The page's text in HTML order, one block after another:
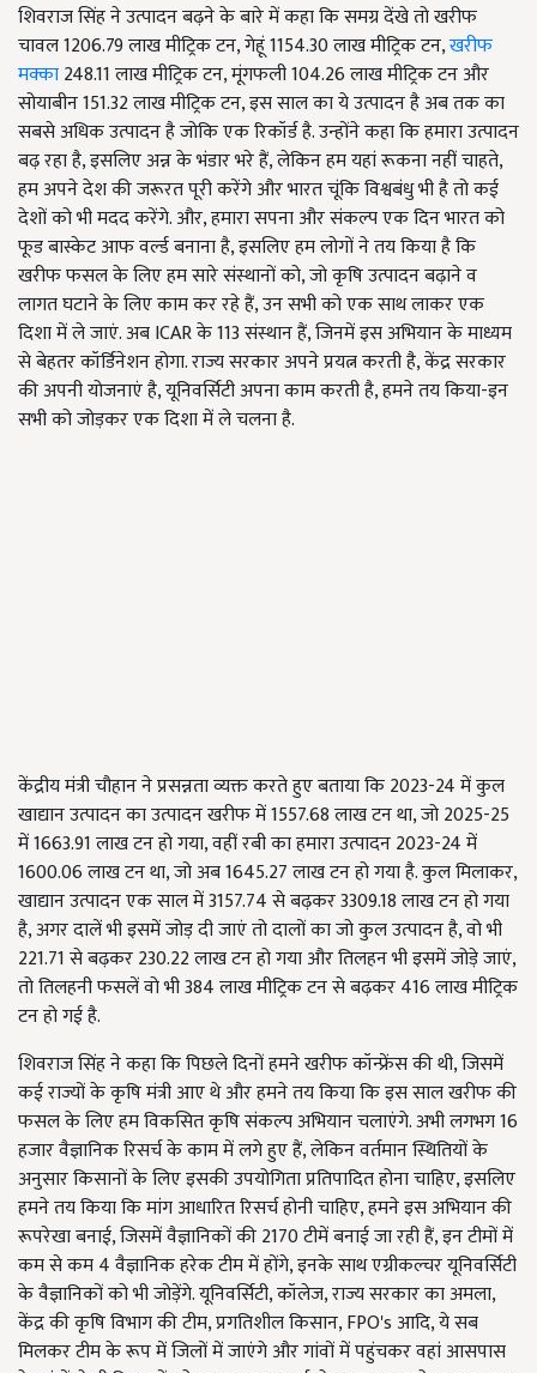
शिवराज सिंह ने उत्पादन बढ़ने के बारे में कहा कि समग्र देंखे तो खरीफ
चावल 1206.79 लाख मीट्रिक टन, गेहूं 1154.30 लाख मीट्रिक टन,खरीफ
मक्का248.11 लाख मीट्रिक टन, मूंगफली 104.26 लाख मीट्रिक टन और
सोयाबीन 151.32 लाख मीट्रिक टन, इस साल का ये उत्पादन है अब तक का
सबसे अधिक उत्पादन है जोकि एक रिकॉर्ड है. उन्होंने कहा कि हमारा उत्पादन
बढ़ रहा है, इसलिए अन्न के भंडार भरे हैं, लेकिन हम यहां रूकना नहीं चाहते,
हम अपने देश की जरूरत पूरी करेंगे और भारत चूंकि विश्वबंधु भी है तो कई
देशों को भी मदद करेंगे. और, हमारा सपना और संकल्प एक दिन भारत को
फूड बास्केट आफ वर्ल्ड बनाना है, इसलिए हम लोगों ने तय किया है कि
खरीफ फसल के लिए हम सारे संस्थानों को, जो कृषि उत्पादन बढ़ाने व
लागत घटाने के लिए काम कर रहे हैं, उन सभी को एक साथ लाकर एक
दिशा में ले जाएं. अब ICAR के 113 संस्थान हैं, जिनमें इस अभियान के माध्यम
से बेहतर कॉर्डिनेशन होगा. राज्य सरकार अपने प्रयत्न करती है, केंद्र सरकार
की अपनी योजनाएं है, यूनिवर्सिटी अपना काम करती है, हमने तय किया-इन
सभी को जोड़कर एक दिशा में ले चलना है.
केंद्रीय मंत्री चौहान ने प्रसन्नता व्यक्त करते हुए बताया कि 2023-24 में कुल
खाद्यान उत्पादन का उत्पादन खरीफ में 1557.68 लाख टन था, जो 2025-25
में 1663.91 लाख टन हो गया, वहीं रबी का हमारा उत्पादन 2023-24 में
1600.06 लाख टन था, जो अब 1645.27 लाख टन हो गया है. कुल मिलाकर,
खाद्यान उत्पादन एक साल में 3157.74 से बढ़कर 3309.18 लाख टन हो गया
है, अगर दालें भी इसमें जोड़ दी जाएं तो दालों का जो कुल उत्पादन है, वो भी
221.71 से बढ़कर 230.22 लाख टन हो गया और तिलहन भी इसमें जोड़े जाएं,
तो तिलहनी फसलें वो भी 384 लाख मीट्रिक टन से बढ़कर 416 लाख मीट्रिक
टन हो गई है.
शिवराज सिंह ने कहा कि पिछले दिनों हमने खरीफ कॉन्फ्रेंस की थी, जिसमें
कई राज्यों के कृषि मंत्री आए थे और हमने तय किया कि इस साल खरीफ की
फसल के लिए हम विकसित कृषि संकल्प अभियान चलाएंगे. अभी लगभग 16
हजार वैज्ञानिक रिसर्च के काम में लगे हुए हैं, लेकिन वर्तमान स्थितियों के
अनुसार किसानों के लिए इसकी उपयोगिता प्रतिपादित होना चाहिए, इसलिए
हमने तय किया कि मांग आधारित रिसर्च होनी चाहिए, हमने इस अभियान की
रूपरेखा बनाई, जिसमें वैज्ञानिकों की 2170 टीमें बनाई जा रही हैं, इन टीमों में
कम से कम 4 वैज्ञानिक हरेक टीम में होंगे, इनके साथ एग्रीकल्चर यूनिवर्सिटी
के वैज्ञानिकों को भी जोड़ेंगे. यूनिवर्सिटी, कॉलेज, राज्य सरकार का अमला,
केंद्र की कृषि विभाग की टीम, प्रगतिशील किसान, FPO's आदि, ये सब
मिलकर टीम के रूप में जिलों में जाएंगे और गांवों में पहुंचकर वहां आसपास